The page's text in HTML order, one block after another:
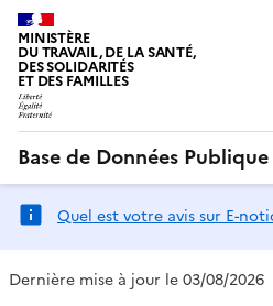
MINISTÈRE
DU TRAVAIL, DE LA SANTÉ,
DES SOLIDARITÉS
ET DES FAMILLES
Base de Données
Quel est votre avis sur E-
Dernière mise à jour le 03/08/2026